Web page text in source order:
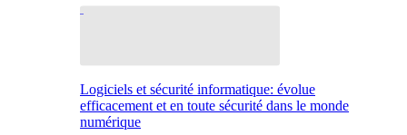
Logiciels et sécurité informatique: évolue
efficacement et en toute sécurité dans le monde
numérique